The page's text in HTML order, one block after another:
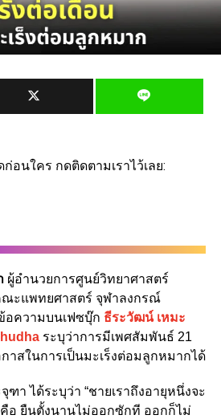
อนใคร กดติดตามเราไว้เลย:
ผู้อำนวยการศูนย์วิทยาศาสตร์
ะแพทยศาสตร์ จุฬาลงกรณ์
อความบนเฟซบุ๊ก ธีระวัฒน์ เหมะ
ระบุว่าการมีเพศสัมพันธ์ 21
าสในการเป็นมะเร็งต่อมลูกหมากได้
า ได้ระบุว่า “ชายเราถึงอายุหนึ่งจะ
คือ ยืนตั้งนานไม่ออกซักที ออกก็ไม่